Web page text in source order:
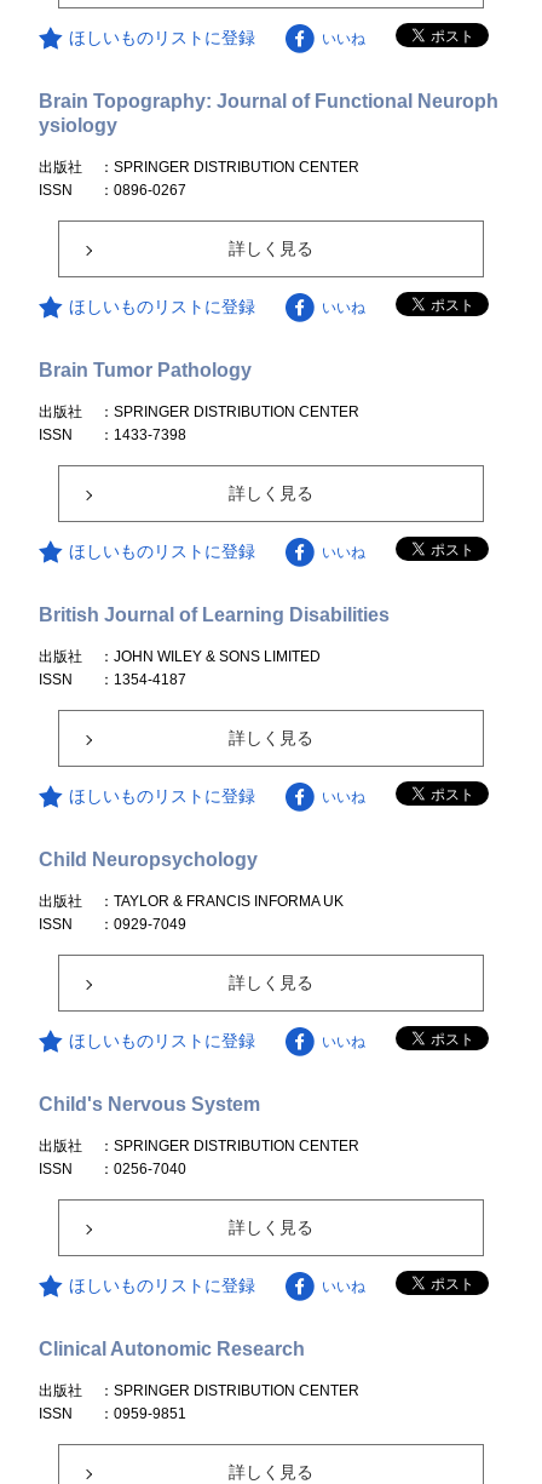
ほしいものリストに登録 いいね
Brain Topography: Journal of Functional Neuroph
ysiology
出版社
：SPRINGER DISTRIBUTION CENTER
ISSN
：0896-0267
詳しく見る
ほしいものリストに登録 いいね
Brain Tumor Pathology
出版社
：SPRINGER DISTRIBUTION CENTER
ISSN
：1433-7398
詳しく見る
ほしいものリストに登録 いいね
British Journal of Learning Disabilities
出版社
：JOHN WILEY & SONS LIMITED
ISSN
：1354-4187
詳しく見る
ほしいものリストに登録 いいね
Child Neuropsychology
出版社
：TAYLOR & FRANCIS INFORMA UK
ISSN
：0929-7049
詳しく見る
ほしいものリストに登録 いいね
Child's Nervous System
出版社
：SPRINGER DISTRIBUTION CENTER
ISSN
：0256-7040
詳しく見る
ほしいものリストに登録 いいね
Clinical Autonomic Research
出版社
：SPRINGER DISTRIBUTION CENTER
ISSN
：0959-9851
詳しく見る